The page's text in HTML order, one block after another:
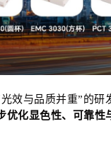
效与品质并重”的研
优化显色性、可靠性